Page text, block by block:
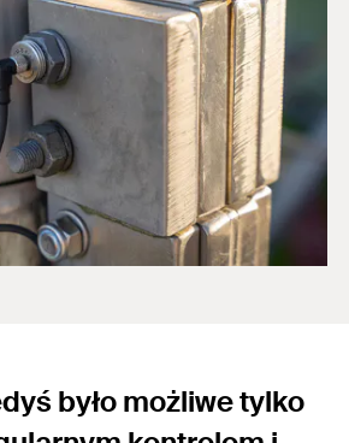
było możliwe tylko